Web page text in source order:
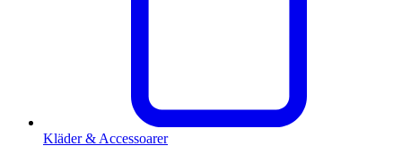
Kläder & Accessoarer